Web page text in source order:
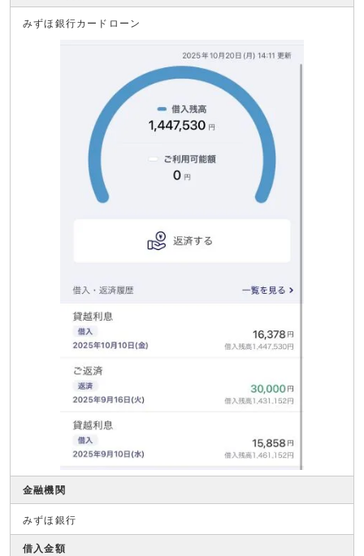
みずほ銀行カードローン
金融機関
みずほ銀行
借入金額